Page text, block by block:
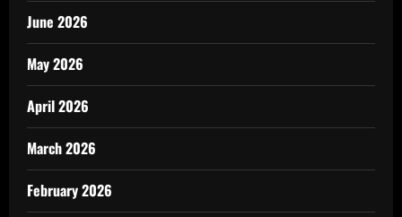
June 2026
May 2026
April 2026
March 2026
February 2026